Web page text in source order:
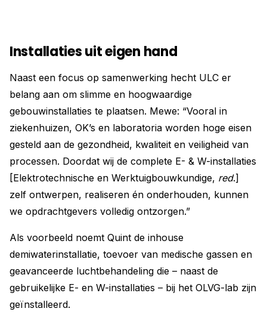
Installaties uit eigen hand
Naast een focus op samenwerking hecht ULC er
belang aan om slimme en hoogwaardige
gebouwinstallaties te plaatsen. Mewe: “Vooral in
ziekenhuizen, OK’s en laboratoria worden hoge eisen
gesteld aan de gezondheid, kwaliteit en veiligheid van
processen. Doordat wij de complete E- & W-installaties
[Elektrotechnische en Werktuigbouwkundige, red.]
zelf ontwerpen, realiseren én onderhouden, kunnen
we opdrachtgevers volledig ontzorgen.”
Als voorbeeld noemt Quint de inhouse
demiwaterinstallatie, toevoer van medische gassen en
geavanceerde luchtbehandeling die – naast de
gebruikelijke E- en W-installaties – bij het OLVG-lab zijn
geïnstalleerd.